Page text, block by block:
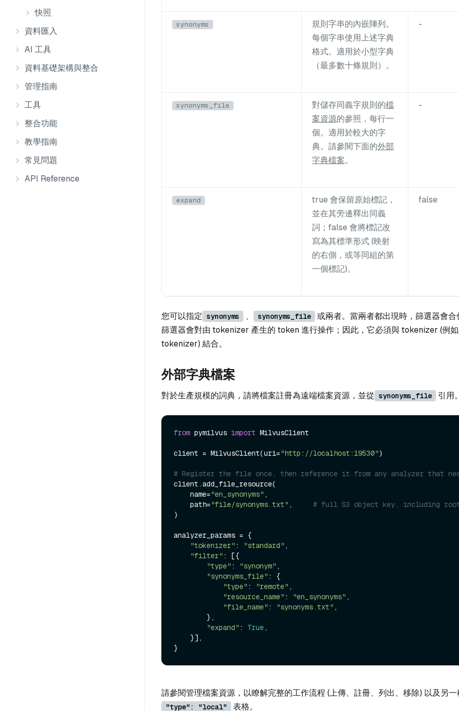
快照
資料匯入
AI 工具
資料基礎架構與整合
管理指南
工具
整合功能
教學指南
常見問題
API Reference
synonyms
規則字串的內嵌陣列。
每個字串使用上述字典
格式。適用於小型字典
（最多數十條規則）。
-
synonyms_file 對儲存同義字規則的檔
案資源的參照，每行一
個。適用於較大的字
典。請參閱下面的外部
字典檔案。
-
expand
true 會保留原始標記，
並在其旁邊釋出同義
詞；false 會將標記改
寫為其標準形式 (映射
的右側，或等同組的第
一個標記)。
false
您可以指定 synonyms 、 synonyms_file
或兩者。當兩者都出現時，篩選器會合
篩選器會對由 tokenizer 產生的 token 進行操作；因此，它必須與 tokenizer (例如
tokenizer) 結合。
外部字典檔案
對於生產規模的詞典，請將檔案註冊為遠端檔案資源，並從 synonyms_file 引用。
from pymilvus import MilvusClient
client = MilvusClient(uri="http://localhost:19530")
# Register the file once, then reference it from any analyzer that
client.add_file_resource(
    name=
"en_synonyms" ,
    path=
"file/synonyms.txt" , # full S3 object key, including
)
analyzer_params = {
"tokenizer" : "standard" ,
"filter" : [{
"type" : "synonym" ,
"synonyms_file" : {
"type" : "remote" ,
"resource_name" : "en_synonyms" ,
"file_name" : "synonyms.txt" ,
"expand" : True,
請參閱管理檔案資源，以瞭解完整的工作流程 (上傳、註冊、列出、移除) 以及另一
"type": "local" 表格。